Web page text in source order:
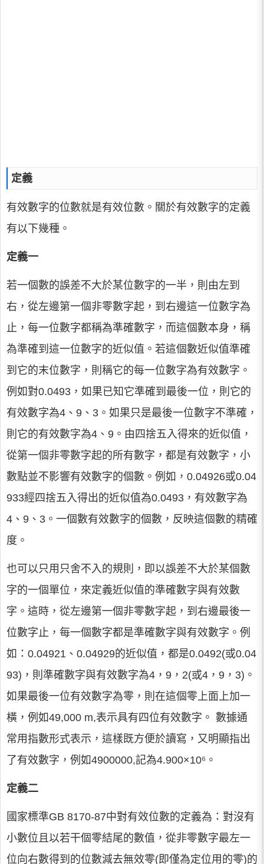
定義
有效數字的位數就是有效位數。關於有效數字的定義
有以下幾種。
定義一
若一個數的誤差不大於某位數字的一半，則由左到
右，從左邊第一個非零數字起，到右邊這一位數字為
止，每一位數字都稱為準確數字，而這個數本身，稱
為準確到這一位數字的近似值。若這個數近似值準確
到它的末位數字，則稱它的每一位數字為有效數字。
例如對0.0493，如果已知它準確到最後一位，則它的
有效數字為4、9、3。如果只是最後一位數字不準確，
則它的有效數字為4、9。由四捨五入得來的近似值，
從第一個非零數字起的所有數字，都是有效數字，小
數點並不影響有效數字的個數。例如，0.04926或0.04
933經四捨五入得出的近似值為0.0493，有效數字為
4、9、3。一個數有效數字的個數，反映這個數的精確
度。
也可以只用只舍不入的規則，即以誤差不大於某個數
字的一個單位，來定義近似值的準確數字與有效數
字。這時，從左邊第一個非零數字起，到右邊最後一
位數字止，每一個數字都是準確數字與有效數字。例
如：0.04921、0.04929的近似值，都是0.0492(或0.04
93)，則準確數字與有效數字為4，9，2(或4，9，3)。
如果最後一位有效數字為零，則在這個零上面上加一
橫，例如49,000 m,表示具有四位有效數字。 數據通
常用指數形式表示，這樣既方便於讀寫，又明顯指出
了有效數字，例如4900000,記為4.900×10⁶。
定義二
國家標準GB 8170-87中對有效位數的定義為：對沒有
小數位且以若干個零結尾的數值，從非零數字最左一
位向右數得到的位數減去無效零(即僅為定位用的零)的